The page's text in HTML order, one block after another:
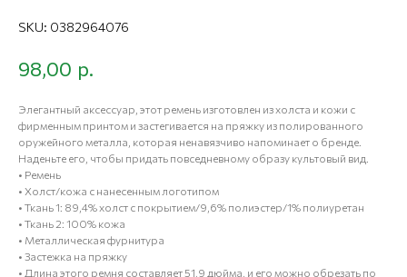
SKU: 0382964076
98,00 р.
Элегантный аксессуар, этот ремень изготовлен из холста и кожи с
фирменным принтом и застегивается на пряжку из полированного
оружейного металла, которая ненавязчиво напоминает о бренде.
Наденьте его, чтобы придать повседневному образу культовый вид.
• Ремень
• Холст/кожа с нанесенным логотипом
• Ткань 1: 89,4% холст с покрытием/9,6% полиэстер/1% полиуретан
• Ткань 2: 100% кожа
• Металлическая фурнитура
• Застежка на пряжку
• Длина этого ремня составляет 51,9 дюйма, и его можно обрезать по